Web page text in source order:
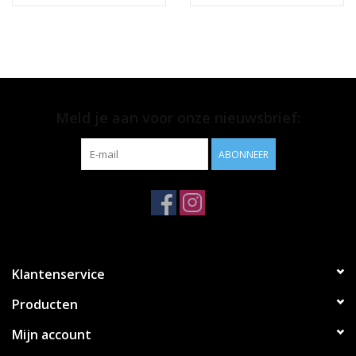
ABONNEER
Klantenservice
Producten
Mijn account